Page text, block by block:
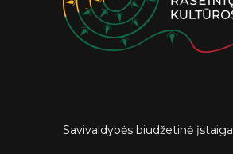
Savivaldybės biudžetinė įstaiga